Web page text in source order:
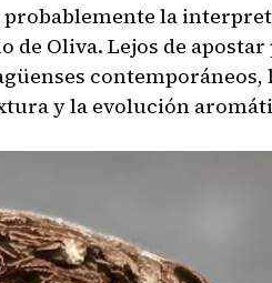
probablemente la
de Oliva. Lejos de apostar
contemporáneos,
y la evolución